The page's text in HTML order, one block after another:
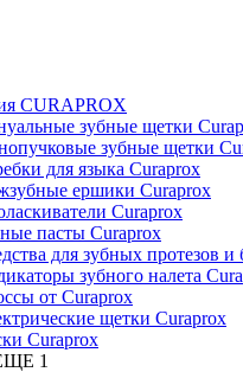
CURAPROX
зубные щетки
зубные щетки
для языка Curaprox
ершики Curaprox
Curaprox
пасты Curaprox
для зубных протезов и
зубного налета
от Curaprox
щетки Curaprox
Curaprox
1